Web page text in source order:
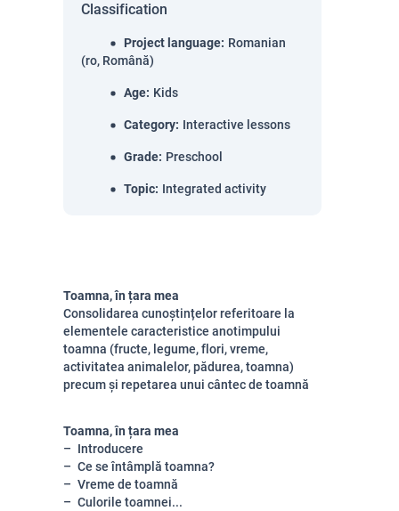
Classification
Project language: Romanian
(ro, Română)
Age: Kids
Category: Interactive lessons
Grade: Preschool
Topic: Integrated activity
Toamna, în țara mea
Consolidarea cunoștințelor referitoare la
elementele caracteristice anotimpului
toamna (fructe, legume, flori, vreme,
activitatea animalelor, pădurea, toamna)
precum și repetarea unui cântec de toamnă
Toamna, în țara mea
Introducere
Ce se întâmplă toamna?
Vreme de toamnă
Culorile toamnei...